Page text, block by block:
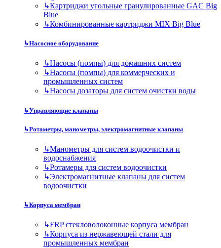
↳Картриджи угольные гранулированные GAC Big
Blue
↳Комбинированные картриджи MIX Big Blue
↳Насосное оборудование
↳Насосы (помпы) для домашних систем
↳Насосы (помпы) для коммерческих и
промышленных систем
↳Насосы дозаторы для систем очистки воды
↳Управляющие клапаны
↳Ротаметры, манометры, электромагнитные клапаны
↳Манометры для систем водоочистки и
водоснабжения
↳Ротамеры для систем водоочистки
↳Электромагнитные клапаны для систем
водоочистки
↳Корпуса мембран
↳FRP стекловолоконные корпуса мембран
↳Корпуса из нержавеющей стали для
промышленных мембран